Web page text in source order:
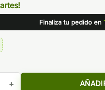
Finaliza tu pedido en
Aldonza Reserve Core